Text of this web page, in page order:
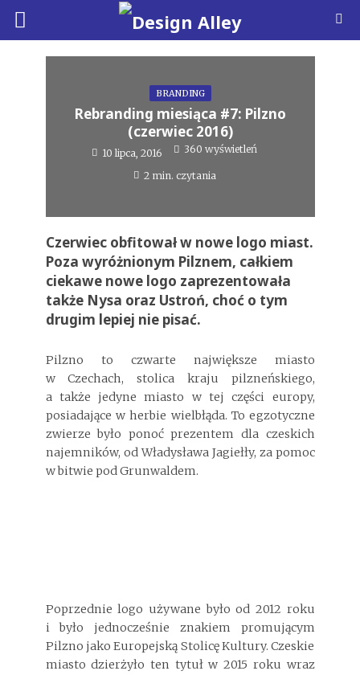
BRANDING
Rebranding miesiąca #7: Pilzno
(czerwiec 2016)
10 lipca, 2016 360 wyświetleń
2 min. czytania
Czerwiec obfitował w nowe logo miast.
Poza wyróżnionym Pilznem, całkiem
ciekawe nowe logo zaprezentowała
także Nysa oraz Ustroń, choć o tym
drugim lepiej nie pisać.
Pilzno to czwarte największe miasto
w Czechach, stolica kraju pilzneńskiego,
a także jedyne miasto w tej części europy,
posiadające w herbie wielbłąda. To egzotyczne
zwierze było ponoć prezentem dla czeskich
najemników, od Władysława Jagiełły, za pomoc
w bitwie pod Grunwaldem.
Poprzednie logo używane było od 2012 roku
i było jednocześnie znakiem promującym
Pilzno jako Europejską Stolicę Kultury. Czeskie
miasto dzierżyło ten tytuł w 2015 roku wraz